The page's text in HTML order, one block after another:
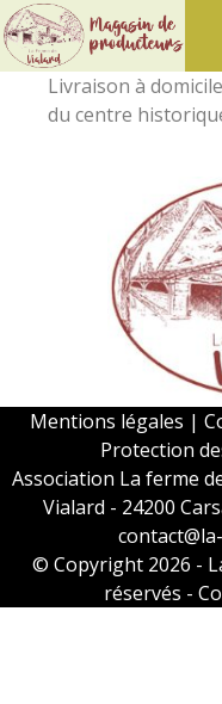
de
Livraison à
du centre
Mentions légales |
Protection
Association La ferme
Vialard - 24200
© Copyright 2026 -
réservés -